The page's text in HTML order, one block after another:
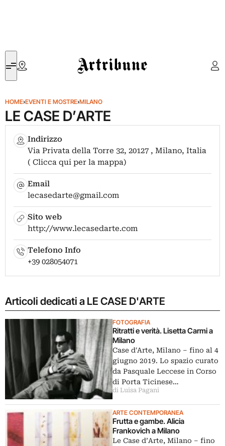
Artribune
HOME›EVENTI E MOSTRE›MILANO
LE CASE D’ARTE
Indirizzo
Via Privata della Torre 32, 20127 , Milano, Italia
( Clicca qui per la mappa)
Email
lecasedarte@gmail.com
Sito web
http://www.lecasedarte.com
Telefono Info
+39 028054071
Articoli dedicati a LE CASE D'ARTE
FOTOGRAFIA
Ritratti e verità. Lisetta Carmi a
Milano
Case d'Arte, Milano – fino al 4
giugno 2019. Lo spazio curato
da Pasquale Leccese in Corso
di Porta Ticinese…
di Luisa Pagani
ARTE CONTEMPORANEA
Frutta e gambe. Alicia
Frankovich a Milano
Le Case d’Arte, Milano – fino